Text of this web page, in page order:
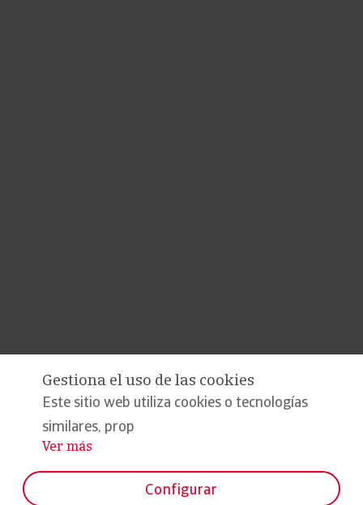
Gestiona el uso de las cookies
Este sitio web utiliza cookies o tecnologías
similares, prop
...
Ver más
Configurar